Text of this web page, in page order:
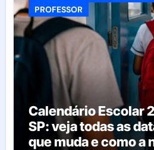
PROFESSOR
Calendário Escolar
SP: veja todas as
que muda e como a